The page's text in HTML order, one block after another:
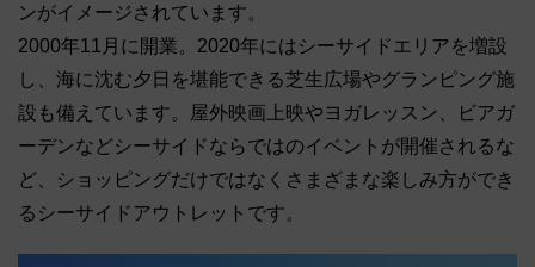
ンがイメージされています。
2000年11月に開業。2020年にはシーサイドエリアを増設
し、海に沈む夕日を堪能できる芝生広場やグランピング施
設も備えています。屋外映画上映やヨガレッスン、ビアガ
ーデンなどシーサイドならではのイベントが開催されるな
ど、ショッピングだけではなくさまざまな楽しみ方ができ
るシーサイドアウトレットです。